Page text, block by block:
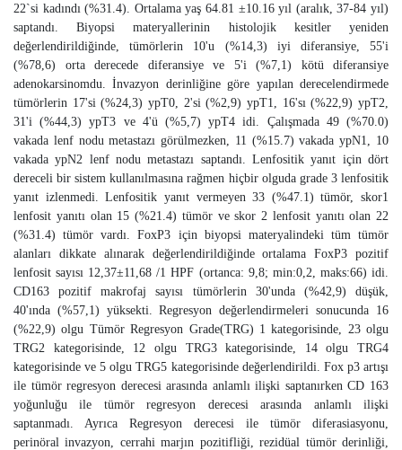
22`si kadındı (%31.4). Ortalama yaş 64.81 ±10.16 yıl (aralık, 37-84 yıl)
saptandı. Biyopsi materyallerinin histolojik kesitler yeniden
değerlendirildiğinde, tümörlerin 10'u (%14,3) iyi diferansiye, 55'i
(%78,6) orta derecede diferansiye ve 5'i (%7,1) kötü diferansiye
adenokarsinomdu. İnvazyon derinliğine göre yapılan derecelendirmede
tümörlerin 17'si (%24,3) ypT0, 2'si (%2,9) ypT1, 16'sı (%22,9) ypT2,
31'i (%44,3) ypT3 ve 4'ü (%5,7) ypT4 idi. Çalışmada 49 (%70.0)
vakada lenf nodu metastazı görülmezken, 11 (%15.7) vakada ypN1, 10
vakada ypN2 lenf nodu metastazı saptandı. Lenfositik yanıt için dört
dereceli bir sistem kullanılmasına rağmen hiçbir olguda grade 3 lenfositik
yanıt izlenmedi. Lenfositik yanıt vermeyen 33 (%47.1) tümör, skor1
lenfosit yanıtı olan 15 (%21.4) tümör ve skor 2 lenfosit yanıtı olan 22
(%31.4) tümör vardı. FoxP3 için biyopsi materyalindeki tüm tümör
alanları dikkate alınarak değerlendirildiğinde ortalama FoxP3 pozitif
lenfosit sayısı 12,37±11,68 /1 HPF (ortanca: 9,8; min:0,2, maks:66) idi.
CD163 pozitif makrofaj sayısı tümörlerin 30'unda (%42,9) düşük,
40'ında (%57,1) yüksekti. Regresyon değerlendirmeleri sonucunda 16
(%22,9) olgu Tümör Regresyon Grade(TRG) 1 kategorisinde, 23 olgu
TRG2 kategorisinde, 12 olgu TRG3 kategorisinde, 14 olgu TRG4
kategorisinde ve 5 olgu TRG5 kategorisinde değerlendirildi. Fox p3 artışı
ile tümör regresyon derecesi arasında anlamlı ilişki saptanırken CD 163
yoğunluğu ile tümör regresyon derecesi arasında anlamlı ilişki
saptanmadı. Ayrıca Regresyon derecesi ile tümör diferasiasyonu,
perinöral invazyon, cerrahi marjın pozitifliği, rezidüal tümör derinliği,